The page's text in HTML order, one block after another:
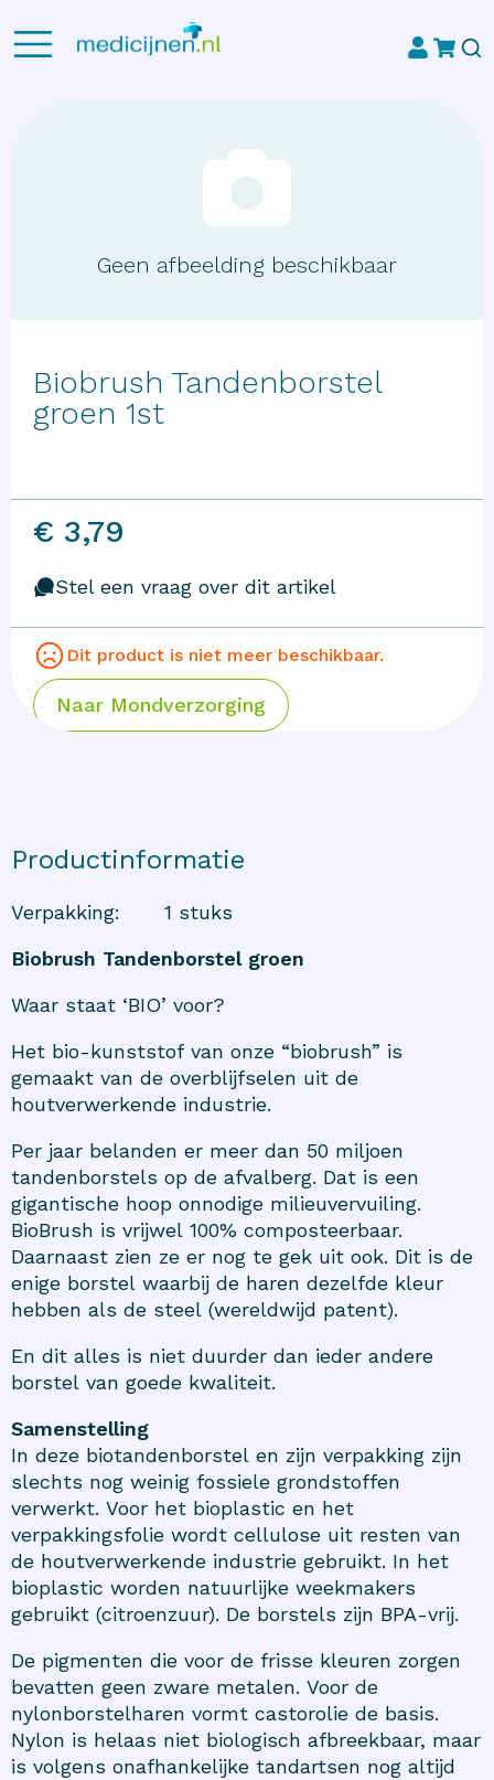
Geen afbeelding beschikbaar
Biobrush Tandenborstel
groen 1st
€ 3,79
Stel een vraag over dit artikel
Dit product is niet meer beschikbaar.
Naar Mondverzorging
Productinformatie
Verpakking:
1 stuks
Biobrush Tandenborstel groen
Waar staat ‘BIO’ voor?
Het bio-kunststof van onze “biobrush” is
gemaakt van de overblijfselen uit de
houtverwerkende industrie.
Per jaar belanden er meer dan 50 miljoen
tandenborstels op de afvalberg. Dat is een
gigantische hoop onnodige milieuvervuiling.
BioBrush is vrijwel 100% composteerbaar.
Daarnaast zien ze er nog te gek uit ook. Dit is de
enige borstel waarbij de haren dezelfde kleur
hebben als de steel (wereldwijd patent).
En dit alles is niet duurder dan ieder andere
borstel van goede kwaliteit.
Samenstelling
In deze biotandenborstel en zijn verpakking zijn
slechts nog weinig fossiele grondstoffen
verwerkt. Voor het bioplastic en het
verpakkingsfolie wordt cellulose uit resten van
de houtverwerkende industrie gebruikt. In het
bioplastic worden natuurlijke weekmakers
gebruikt (citroenzuur). De borstels zijn BPA-vrij.
De pigmenten die voor de frisse kleuren zorgen
bevatten geen zware metalen. Voor de
nylonborstelharen vormt castorolie de basis.
Nylon is helaas niet biologisch afbreekbaar, maar
is volgens onafhankelijke tandartsen nog altijd